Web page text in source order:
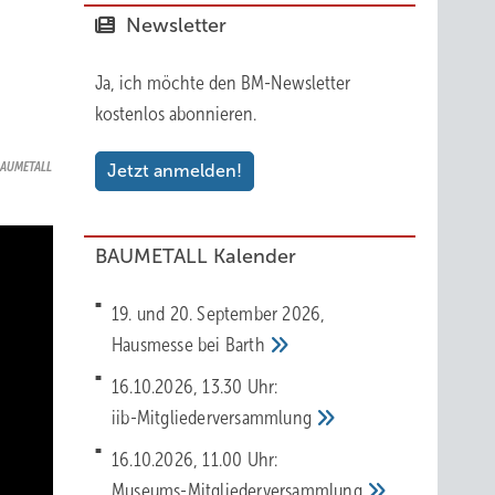
Newsletter
Ja, ich möchte den BM-Newsletter
kostenlos abonnieren.
Jetzt anmelden!
BAUMETALL Kalender
19. und 20. September 2026,
Hausmesse bei Barth
16.10.2026, 13.30 Uhr:
iib-Mitgliederversammlung
16.10.2026, 11.00 Uhr:
Museums-Mitgliederversammlung